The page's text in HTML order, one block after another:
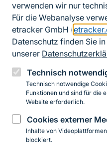
verwenden wir nur
Für die Webanalyse
etracker GmbH (
Datenschutz finden Sie in
unserer
Technisch
Technisch notwendige
Funktionen und sind für die
Website erforderlich.
Cookies externer
Inhalte von
blockiert.
Fußzeile
Erklärung
InstagramFacebook